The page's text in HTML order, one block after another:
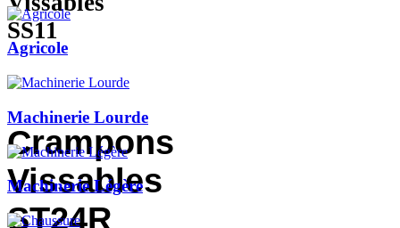
SS11
Crampons
Vissables
ST24R
Agricole
Machinerie Lourde
Machinerie Légère